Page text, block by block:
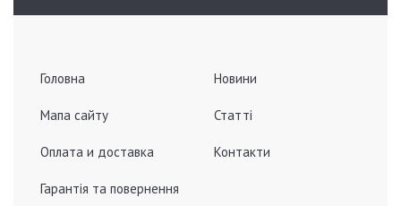
Головна
Мапа сайту
Оплата и доставка
Гарантія та повернення
Новини
Статті
Контакти